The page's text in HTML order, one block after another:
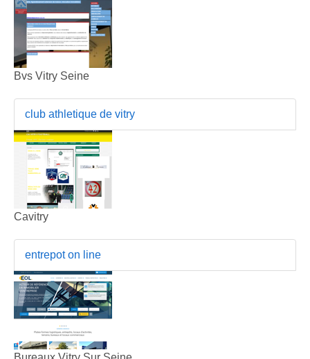
Bvs Vitry Seine
club athletique de vitry
Cavitry
entrepot on line